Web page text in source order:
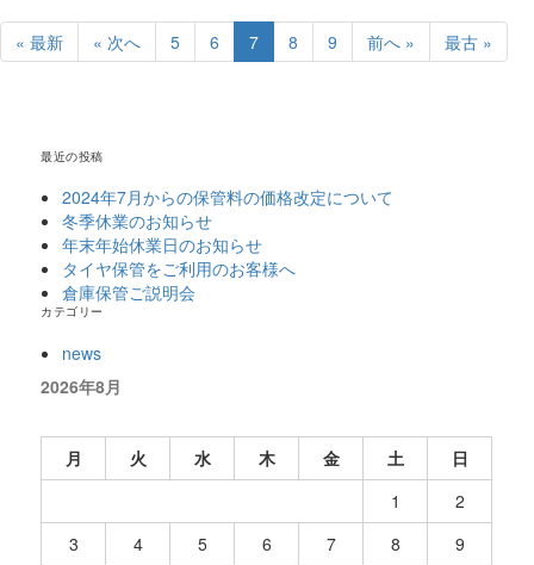
« 最新 « 次へ 5 6 7 8 9 前へ » 最古 »
最近の投稿
2024年7月からの保管料の価格改定について
冬季休業のお知らせ
年末年始休業日のお知らせ
タイヤ保管をご利用のお客様へ
倉庫保管ご説明会
カテゴリー
news
2026年8月
月 火 水 木 金 土
日
1
2
3
4 5 6 7 8
9